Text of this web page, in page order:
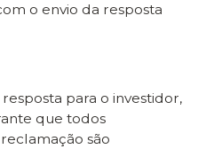
o envio da resposta
para o investidor,
que todos
são